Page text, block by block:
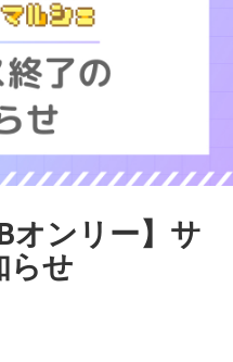
オンリー】サ
らせ